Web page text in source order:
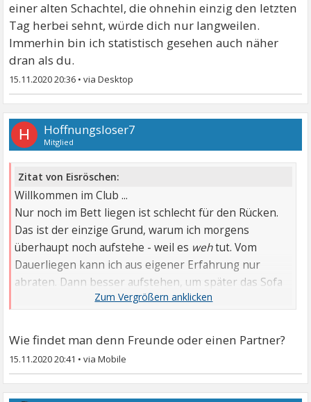
einer alten Schachtel, die ohnehin einzig den letzten
Tag herbei sehnt, würde dich nur langweilen.
Immerhin bin ich statistisch gesehen auch näher
dran als du.
15.11.2020 20:36 •
H Hoffnungsloser7
Mitglied
Zitat von Eisröschen:
Willkommen im Club ...
Nur noch im Bett liegen ist schlecht für den Rücken.
Das ist der einzige Grund, warum ich morgens
überhaupt noch aufstehe - weil es wehtut. Vom
Dauerliegen kann ich aus eigener Erfahrung nur
abraten. Dann besser aufstehen, um später das Sofa
durchzuliegen. Das drückt auf anderen Stellen als die
gemacht - aber mit dem Rücken bekam ich erst durch
Wie findet man denn Freunde oder einen Partner?
15.11.2020 20:41 •